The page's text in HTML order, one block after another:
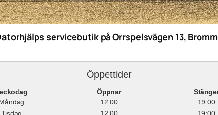
servicebutik på Orrspelsvägen 13,
Öppettider
Öppnar
12:00
19:00
Tisdag
12:00 19:00